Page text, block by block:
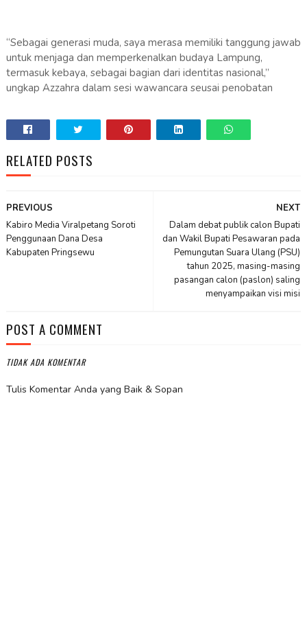
“Sebagai generasi muda, saya merasa memiliki tanggung jawab
untuk menjaga dan memperkenalkan budaya Lampung,
termasuk kebaya, sebagai bagian dari identitas nasional,”
ungkap Azzahra dalam sesi wawancara seusai penobatan
RELATED POSTS
NEXT
Dalam debat publik calon Bupati
dan Wakil Bupati Pesawaran pada
Pemungutan Suara Ulang (PSU)
tahun 2025, masing-masing
pasangan calon (paslon) saling
menyampaikan visi misi
PREVIOUS
Kabiro Media Viralpetang Soroti
Penggunaan Dana Desa
Kabupaten Pringsewu
POST A COMMENT
TIDAK ADA KOMENTAR
Tulis Komentar Anda yang Baik & Sopan